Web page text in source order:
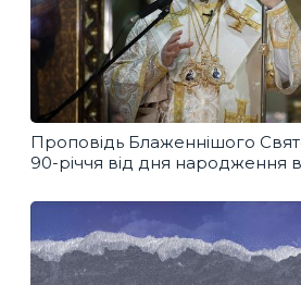
Проповідь Блаженнішого
90-річчя від дня народження